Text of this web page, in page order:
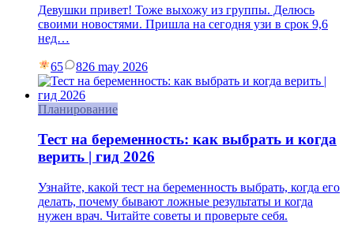
Девушки привет! Тоже выхожу из группы. Делюсь
своими новостями. Пришла на сегодня узи в срок 9,6
нед…
65 826 may 2026
Планирование
Тест на беременность: как выбрать и когда
верить | гид 2026
Узнайте, какой тест на беременность выбрать, когда его
делать, почему бывают ложные результаты и когда
нужен врач. Читайте советы и проверьте себя.